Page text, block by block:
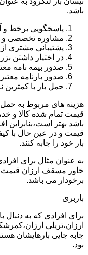
باشد.
پاسخگویی برخط و
مشاوره تخصصی و
پشتیبانی مشتری از
در اختیار داشتن
صدور بیمه نامه
صدور بارنامه
حمل بار با کمترین
هزینه های مربوط به حمل
قیمت تمام شده کالا و
باشد بهتر است،بنابراین
قیمت و در عین حال با
بار خود را جابه کنند.
به عنوان مثال برای
خاور مسقف ارزان قیمت
برخودار می باشد.
باربری
برای افرادی که به دنبال
ارزان،تریلی
جابه جایی بارهایشان
بود.